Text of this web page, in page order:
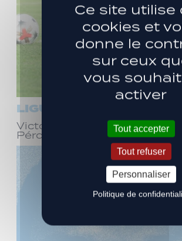
LIGUE 3
Victoire face à Bourg-en-
Péronnas (1-0)
Ce site utilise
cookies et
donne le
sur ceux
vous
activer
Tout accepter
Tout refuser
Personnaliser
Politique de